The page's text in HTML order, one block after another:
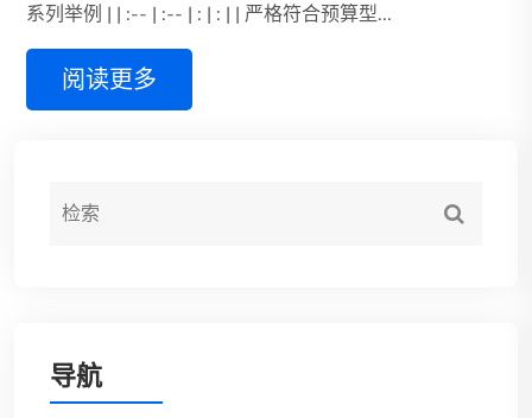
系列举例 | | :-- | :-- | : | : | | 严格符合预算型...
阅读更多
导航